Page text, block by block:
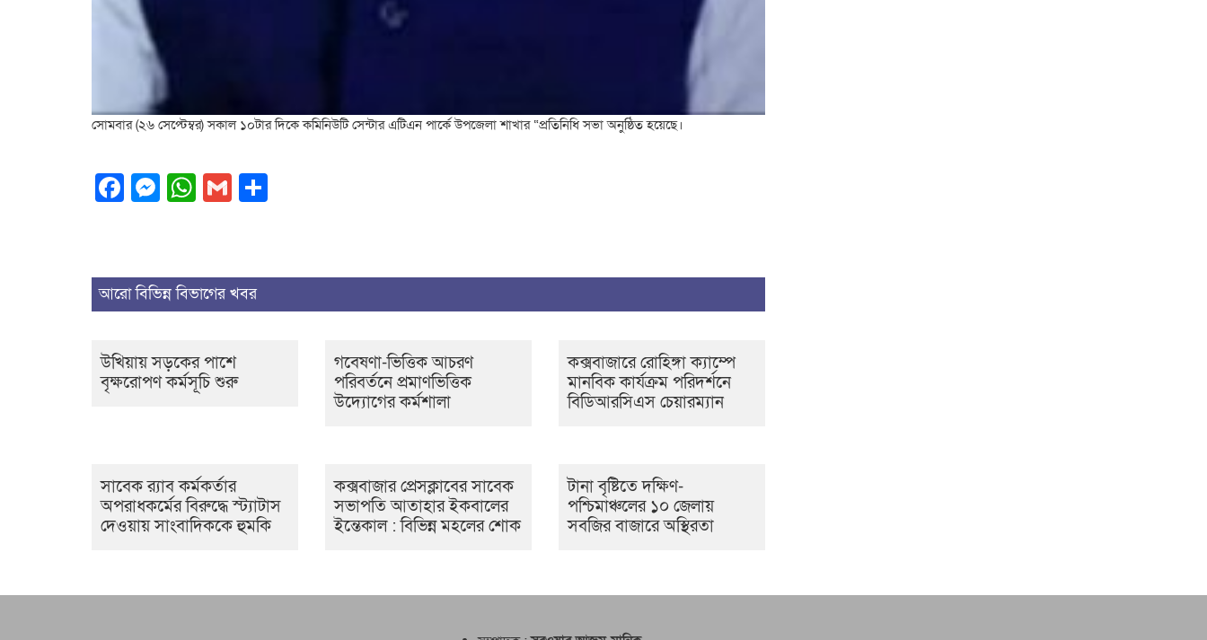
সোমবার (২৬ সেপ্টেম্বর) সকাল ১০টার দিকে কমিনিউটি সেন্টার এটিএন পার্কে উপজেলা শাখার “প্রতিনিধি সভা অনুষ্ঠিত হয়েছে।
Facebook
Messenger
WhatsApp
Gmail
আরো বিভিন্ন বিভাগের খবর
উখিয়ায় সড়কের পাশে
বৃক্ষরোপণ কর্মসূচি শুরু
গবেষণা-ভিত্তিক আচরণ
পরিবর্তনে প্রমাণভিত্তিক
উদ্যোগের কর্মশালা
কক্সবাজারে রোহিঙ্গা ক্যাম্পে
মানবিক কার্যক্রম পরিদর্শনে
বিডিআরসিএস চেয়ারম্যান
সাবেক র‍্যাব কর্মকর্তার
অপরাধকর্মের বিরুদ্ধে স্ট্যাটাস
দেওয়ায় সাংবাদিককে হুমকি
কক্সবাজার প্রেসক্লাবের সাবেক
সভাপতি আতাহার ইকবালের
ইন্তেকাল : বিভিন্ন মহলের শোক
টানা বৃষ্টিতে দক্ষিণ-
পশ্চিমাঞ্চলের ১০ জেলায়
সবজির বাজারে অস্থিরতা